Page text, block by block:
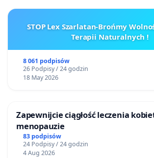
STOP Lex Szarlatan-Brońmy
Terapii Naturalnych !
8 061 podpisów
26 Podpisy / 24 godzin
18 May 2026
Zapewnijcie ciągłość leczenia
menopauzie
83 podpisów
24 Podpisy / 24 godzin
4 Aug 2026